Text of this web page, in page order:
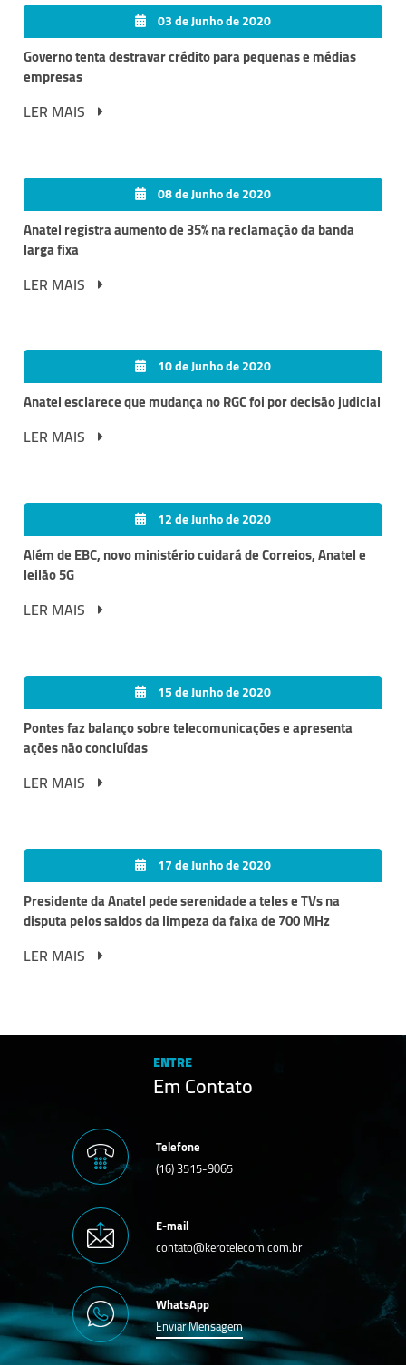
03 de Junho de 2020
Governo tenta destravar crédito para pequenas e médias
empresas
LER MAIS
08 de Junho de 2020
Anatel registra aumento de 35% na reclamação da banda
larga fixa
LER MAIS
10 de Junho de 2020
Anatel esclarece que mudança no RGC foi por decisão judicial
LER MAIS
12 de Junho de 2020
Além de EBC, novo ministério cuidará de Correios, Anatel e
leilão 5G
LER MAIS
15 de Junho de 2020
Pontes faz balanço sobre telecomunicações e apresenta
ações não concluídas
LER MAIS
17 de Junho de 2020
Presidente da Anatel pede serenidade a teles e TVs na
disputa pelos saldos da limpeza da faixa de 700 MHz
LER MAIS
ENTRE
Em Contato
Telefone
(16) 3515-9065
E-mail
contato@kerotelecom.com.br
WhatsApp
Enviar Mensagem